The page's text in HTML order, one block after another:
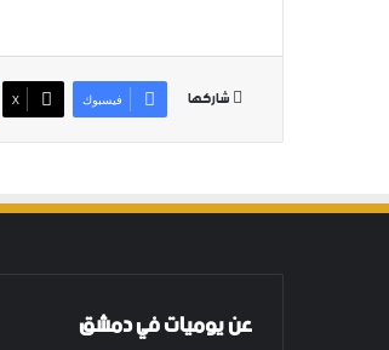
شاركها فيسبوك ‫X
عن يوميات في دمشق